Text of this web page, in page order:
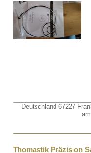
Deutschland 67227
Thomastik Präzision